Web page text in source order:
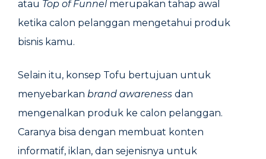
atau Top of Funnelmerupakan tahap awal
ketika calon pelanggan mengetahui produk
bisnis kamu.
Selain itu, konsep Tofu bertujuan untuk
menyebarkan brand awareness dan
mengenalkan produk ke calon pelanggan.
Caranya bisa dengan membuat konten
informatif, iklan, dan sejenisnya untuk